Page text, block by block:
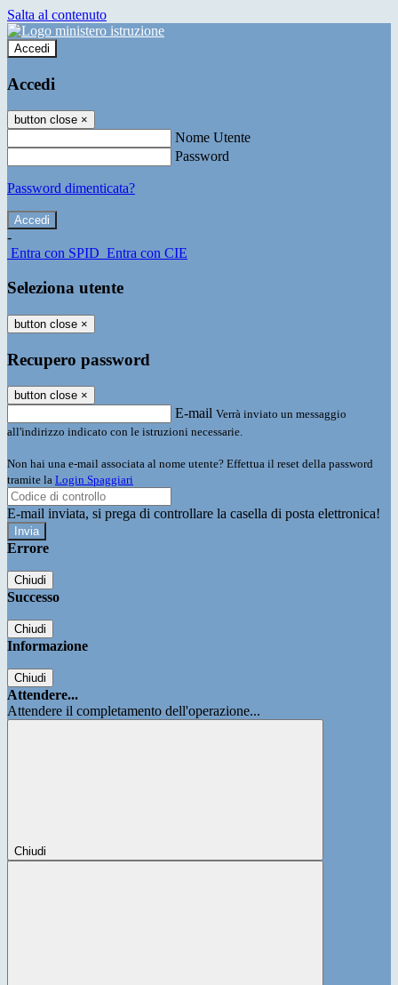
Salta al contenuto
Accedi
Accedi
button close ×
Nome Utente
Password
Password dimenticata?
-
Entra con SPID Entra con CIE
Seleziona utente
button close ×
Recupero password
button close ×
E-mail Verrà inviato un messaggio
all'indirizzo indicato con le istruzioni necessarie.
Non hai una e-mail associata al nome utente? Effettua il reset della password
tramite la Login Spaggiari
E-mail inviata, si prega di controllare la casella di posta elettronica!
Errore
Chiudi
Successo
Chiudi
Informazione
Chiudi
Attendere...
Attendere il completamento dell'operazione...
Chiudi